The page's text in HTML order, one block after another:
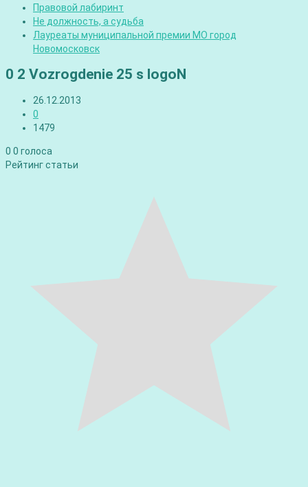
Правовой лабиринт
Не должность, а судьба
Лауреаты муниципальной премии МО город
Новомосковск
0 2 Vozrogdenie 25 s logoN
26.12.2013
0
1479
0 0 голоса
Рейтинг статьи